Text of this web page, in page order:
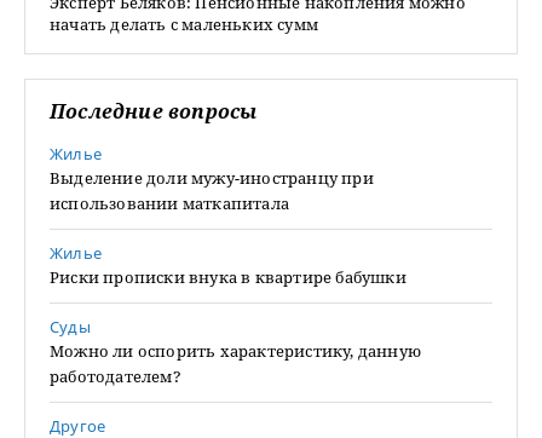
начать делать с маленьких сумм
Последние вопросы
Жилье
Выделение доли мужу-иностранцу при
использовании маткапитала
Жилье
Риски прописки внука в квартире бабушки
Суды
Можно ли оспорить характеристику, данную
работодателем?
Другое